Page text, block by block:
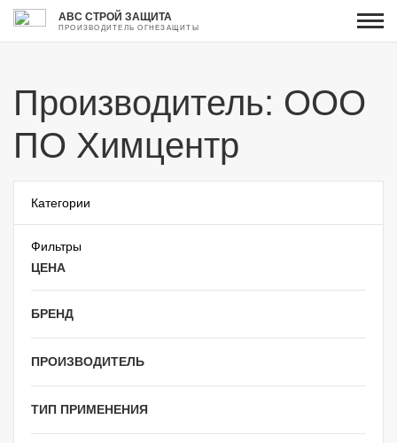
АВС СТРОЙ ЗАЩИТА
ПРОИЗВОДИТЕЛЬ ОГНЕЗАЩИТЫ
Производитель: ООО
ПО Химцентр
Категории
Фильтры
ЦЕНА
БРЕНД
ПРОИЗВОДИТЕЛЬ
ТИП ПРИМЕНЕНИЯ